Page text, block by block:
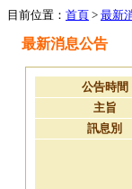
目前位置： 首頁 > 最新
最新消息公告
公告時間
主旨
訊息別